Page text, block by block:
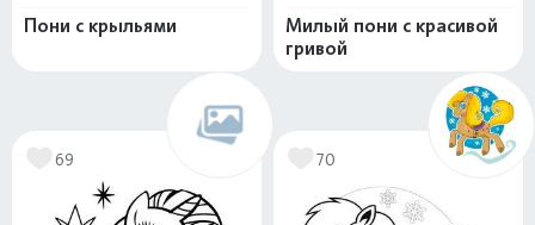
Пони с крыльями
Милый пони с красивой
гривой
69 70